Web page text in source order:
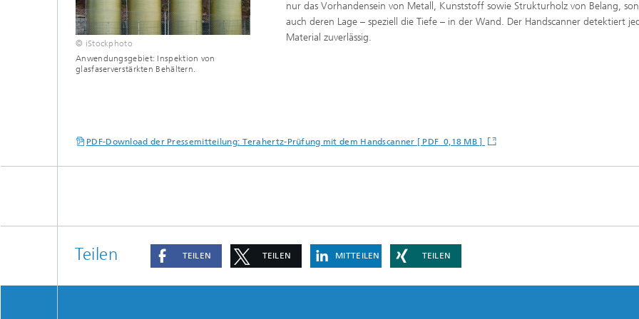
© iStockphoto
Anwendungsgebiet: Inspektion von
glasfaserverstärkten Behältern.
nur das Vorhandensein von Metall, Kunststoff sowie Strukturholz von Belang,
auch deren Lage – speziell die Tiefe – in der Wand. Der Handscanner detektiert
Material zuverlässig.
PDF-Download der Pressemitteilung: Terahertz-Prüfung mit dem Handscanner [ PDF 0,18 MB ]
Teilen TEILEN TEILEN MITTEILEN TEILEN